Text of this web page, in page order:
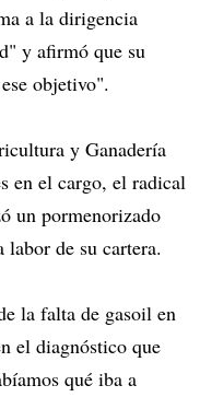
a la dirigencia
y afirmó que su
objetivo".
y Ganadería
en el cargo, el radical
un pormenorizado
de su cartera.
la falta de gasoil en
el diagnóstico que
qué iba a